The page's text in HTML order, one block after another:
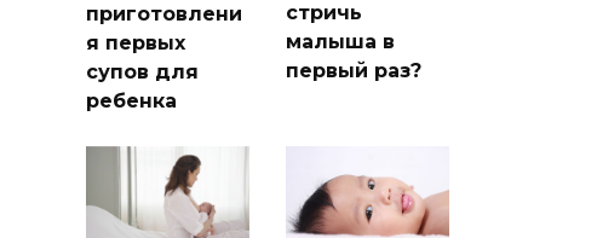
приготовлени
я первых
супов для
ребенка
стричь
малыша в
первый раз?